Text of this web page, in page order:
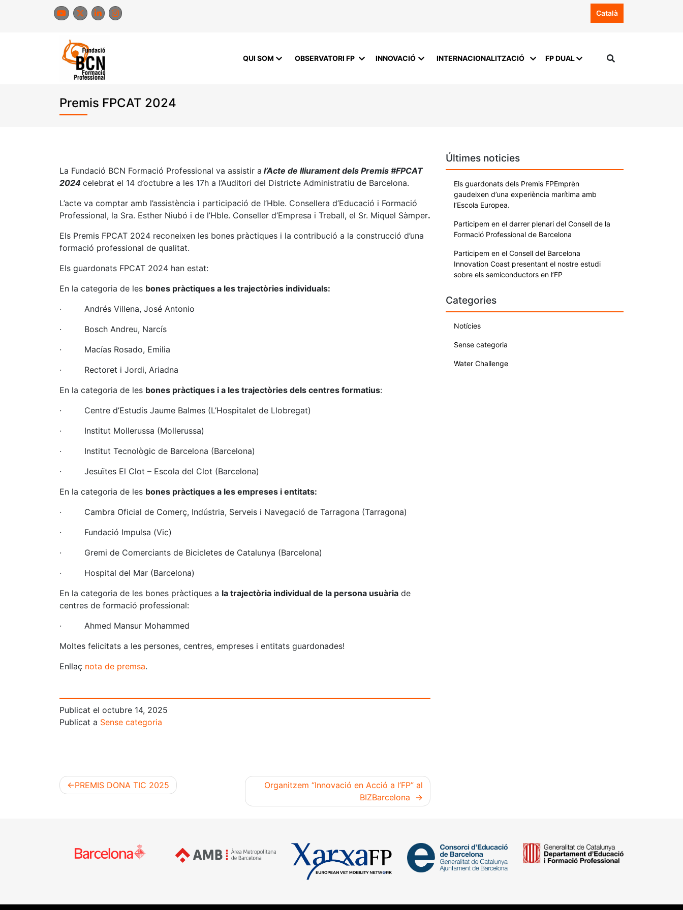
Català
Premis FPCAT 2024
QUI SOM OBSERVATORI FP INNOVACIÓ INTERNACIONALITZACIÓ FP DUAL
La Fundació BCN Formació Professional va assistir a l’Acte de lliurament dels Premis #FPCAT
2024 celebrat el 14 d’octubre a les 17h a l’Auditori del Districte Administratiu de Barcelona.
L’acte va comptar amb l’assistència i participació de l’Hble. Consellera d’Educació i Formació
Professional, la Sra. Esther Niubó i de l’Hble. Conseller d’Empresa i Treball, el Sr. Miquel Sàmper.
Els Premis FPCAT 2024 reconeixen les bones pràctiques i la contribució a la construcció d’una
formació professional de qualitat.
Els guardonats FPCAT 2024 han estat:
En la categoria de les bones pràctiques a les trajectòries individuals:
· Andrés Villena, José Antonio
· Bosch Andreu, Narcís
· Macías Rosado, Emilia
· Rectoret i Jordi, Ariadna
En la categoria de les bones pràctiques i a les trajectòries dels centres formatius:
· Centre d’Estudis Jaume Balmes (L’Hospitalet de Llobregat)
· Institut Mollerussa (Mollerussa)
· Institut Tecnològic de Barcelona (Barcelona)
· Jesuïtes El Clot – Escola del Clot (Barcelona)
En la categoria de les bones pràctiques a les empreses i entitats:
· Cambra Oficial de Comerç, Indústria, Serveis i Navegació de Tarragona (Tarragona)
· Fundació Impulsa (Vic)
· Gremi de Comerciants de Bicicletes de Catalunya (Barcelona)
· Hospital del Mar (Barcelona)
En la categoria de les bones pràctiques a la trajectòria individual de la persona usuària de
centres de formació professional:
· Ahmed Mansur Mohammed
Moltes felicitats a les persones, centres, empreses i entitats guardonades!
Enllaç nota de premsa.
Publicat el octubre 14, 2025
Publicat a Sense categoria
PREMIS DONA TIC 2025
Organitzem “Innovació en Acció a l’FP” al
BIZBarcelona
Últimes noticies
Els guardonats dels Premis FPEmprèn
gaudeixen d’una experiència marítima amb
l’Escola Europea.
Participem en el darrer plenari del Consell de la
Formació Professional de Barcelona
Participem en el Consell del Barcelona
Innovation Coast presentant el nostre estudi
sobre els semiconductors en l’FP
Categories
Notícies
Sense categoria
Water Challenge